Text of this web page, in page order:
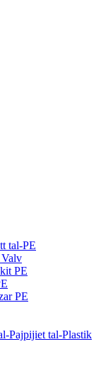
tal-PE
PE
PE
Pajpijiet tal-Plastik